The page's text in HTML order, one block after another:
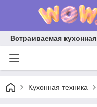
Встраиваемая
Кухонная техника